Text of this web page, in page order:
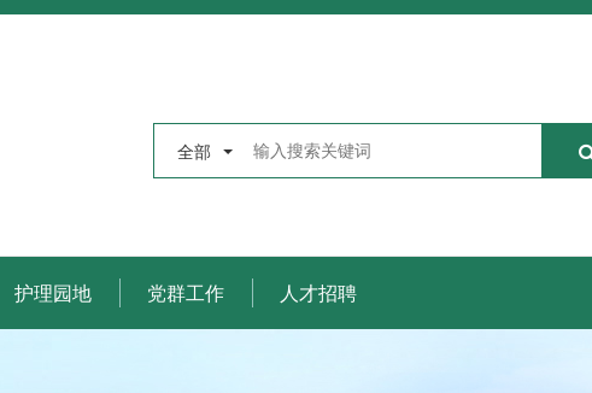
全部
护理园地 党群工作 人才招聘